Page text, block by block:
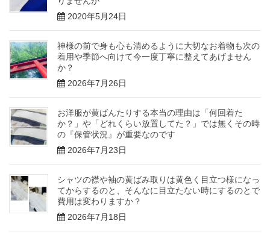
2020年5月24日
神様の前で身も心も清めるように大切なお着物も次の
着用や季節へ向けて今一度丁寧に整えてあげません
か？
2026年7月26日
お洋服が黄ばんたりする本当の理由は「何回着た
か？」や「どれくらい放置してた？」では無くその時
の『保管状況』が重要なのです
2026年7月23日
シャツの襟や袖の黄ばみ取りは黄色く目立つ様になっ
てからするのと、そんなに目立たない時にするのとで
費用は変わりますか？
2026年7月18日